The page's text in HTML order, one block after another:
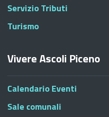
Servizio Tributi
Turismo
Vivere Ascoli Piceno
Calendario Eventi
Sale comunali